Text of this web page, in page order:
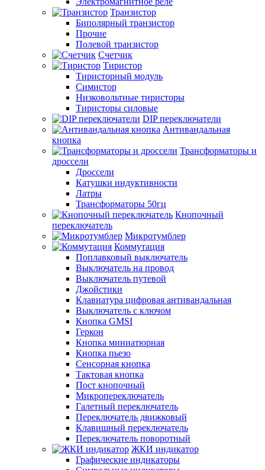
Транзистор
Биполярный транзистор
Прочие
Полевой транзистор
Счетчик
Тиристор
Тиристорный модуль
Симистор
Низковольтные тиристоры
Тиристоры силовые
DIP переключатели
Антивандальная
кнопка
Трансформаторы и
дроссели
Дроссели
Катушки индуктивности
Латры
Трансформаторы 50гц
Кнопочный
переключатель
Микротумблер
Коммутация
Поплавковый выключатель
Выключатель на провод
Выключатель путевой
Джойстики
Клавиатура цифровая антивандальная
Выключатель с ключом
Кнопка GMSI
Геркон
Кнопка миниатюрная
Кнопка пьезо
Сенсорная кнопка
Тактовая кнопка
Пост кнопочный
Микропереключатель
Галетный переключатель
Переключатель движковый
Клавишный переключатель
Переключатель поворотный
ЖКИ индикатор
Графические индикаторы